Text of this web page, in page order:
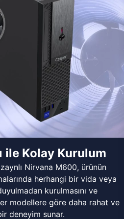
ile Kolay Kurulum
Nirvana M600, ürünün
herhangi bir vida veya
kurulmasını ve
modellere göre daha rahat ve
deneyim sunar.